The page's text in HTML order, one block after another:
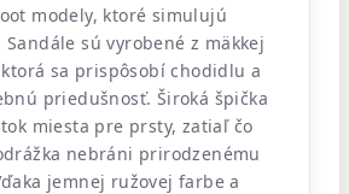
modely, ktoré simulujú
sú vyrobené z mäkkej
sa prispôsobí chodidlu a
priedušnosť. Široká špička
miesta pre prsty, zatiaľ čo
nebráni prirodzenému
jemnej ružovej farbe a